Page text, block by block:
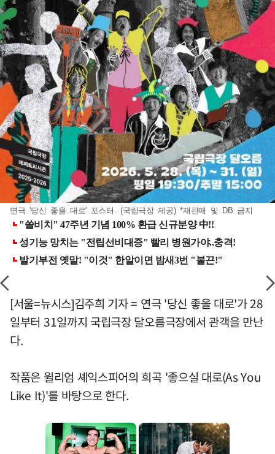
연극 '당신 좋을 대로' 포스터. (국립극장 제공) *재판매 및 DB 금지
[서울=뉴시스]김주희 기자 = 연극 '당신 좋을 대로'가 28
일부터 31일까지 국립극장 달오름극장에서 관객을 만난
다.
작품은 윌리엄 셰익스피어의 희곡 '좋으실 대로(As You
Like It)'를 바탕으로 한다.